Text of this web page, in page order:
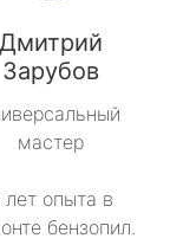
Дмитрий
Зарубов
мастер
лет опыта в
бензопил.